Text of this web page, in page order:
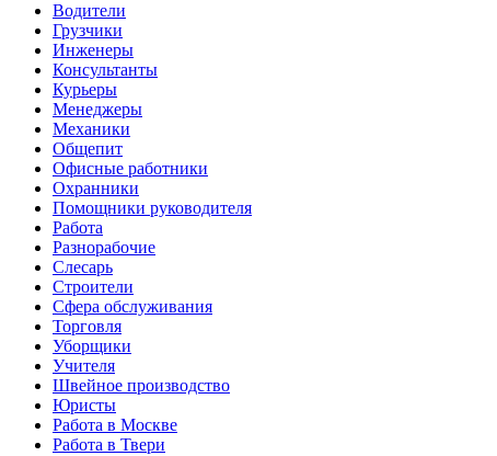
Водители
Грузчики
Инженеры
Консультанты
Курьеры
Менеджеры
Механики
Общепит
Офисные работники
Охранники
Помощники руководителя
Работа
Разнорабочие
Слесарь
Строители
Сфера обслуживания
Торговля
Уборщики
Учителя
Швейное производство
Юристы
Работа в Москве
Работа в Твери